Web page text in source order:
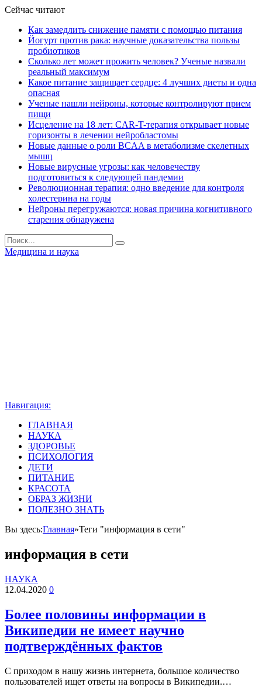
Сейчас читают
Как замедлить снижение памяти с помощью питания
Йогурт против рака: научные доказательства пользы
пробиотиков
Сколько лет может прожить человек? Ученые назвали
реальный максимум
Какое питание защищает сердце: 4 лучших диеты и одна
опасная
Ученые нашли нейроны, которые контролируют прием
пищи
Исцеление на 18 лет: CAR-T-терапия открывает новые
горизонты в лечении нейробластомы
Новые данные о роли BCAA в метаболизме скелетных
мышц
Новые вирусные угрозы: как человечеству
подготовиться к следующей пандемии
Революционная терапия: одно введение для контроля
холестерина на годы
Нейроны перегружаются: новая причина когнитивного
старения обнаружена
Медицина и наука
Навигация:
ГЛАВНАЯ
НАУКА
ЗДОРОВЬЕ
ПСИХОЛОГИЯ
ДЕТИ
ПИТАНИЕ
КРАСОТА
ОБРАЗ ЖИЗНИ
ПОЛЕЗНО ЗНАТЬ
Вы здесь:Главная»Теги "информация в сети"
информация в сети
НАУКА
12.04.2020 0
Более половины информации в
Википедии не имеет научно
подтверждённых фактов
С приходом в нашу жизнь интернета, большое количество
пользователей ищет ответы на вопросы в Википедии.…